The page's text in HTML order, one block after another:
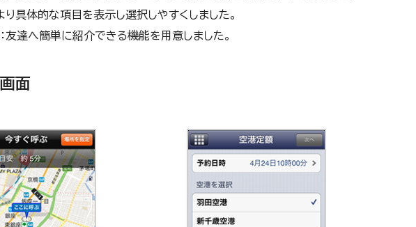
り具体的な項目を表示し選択しやすくしました。
友達へ簡単に紹介できる機能を用意しました。
面